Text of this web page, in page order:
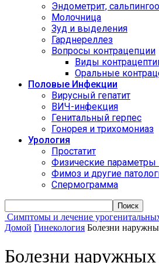
Эндометрит,
Молочница
Зуд и выделения
Гарднереллез
Вопросы контрацепции
Виды
Оральные
Половые Инфекции
Вирусный гепатит
ВИЧ-инфекция
Генитальный герпес
Гонорея и трихомониаз
Урология
Простатит
Физические параметры
Фимоз и другие
Спермограмма
Симптомы и лечение
Домой Гинекология Болезни
Болезни